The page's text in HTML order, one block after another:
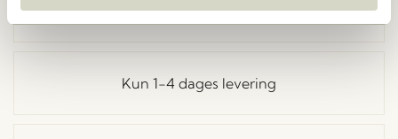
Fri fragt ved køb over499 DKK*
Kun 1-4 dages levering